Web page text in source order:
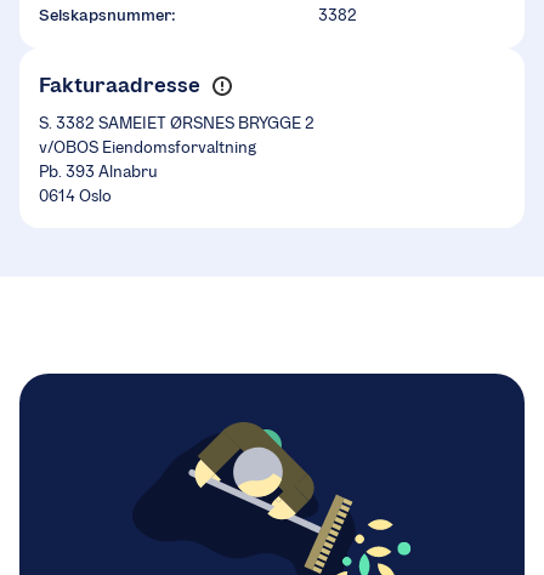
Selskapsnummer: 3382
Fakturaadresse
S. 3382 SAMEIET ØRSNES BRYGGE 2
v/OBOS Eiendomsforvaltning
Pb. 393 Alnabru
0614 Oslo